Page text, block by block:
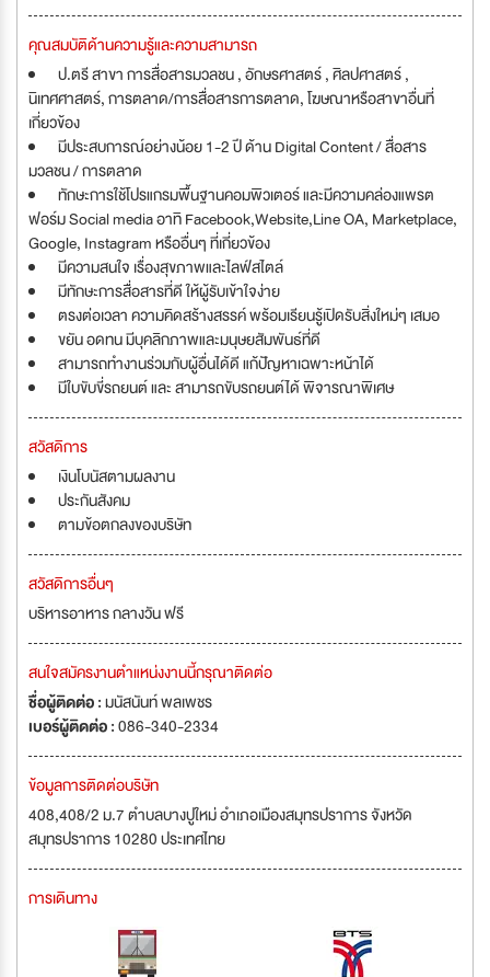
คุณสมบัติด้านความรู้และความสามารถ
ป.ตรี สาขา การสื่อสารมวลชน , อักษรศาสตร์ , ศิลปศาสตร์ ,
นิเทศศาสตร์, การตลาด/การสื่อสารการตลาด, โฆษณาหรือสาขาอื่นที่
เกี่ยวข้อง
มีประสบการณ์อย่างน้อย 1-2 ปี ด้าน Digital Content / สื่อสาร
มวลชน / การตลาด
ทักษะการใช้โปรแกรมพื้นฐานคอมพิวเตอร์ และมีความคล่องแพรต
ฟอร์ม Social media อาทิ Facebook,Website,Line OA, Marketplace,
Google, Instagram หรืออื่นๆ ที่เกี่ยวข้อง
มีความสนใจ เรื่องสุขภาพและไลฟ์สไตล์
มีทักษะการสื่อสารที่ดี ให้ผู้รับเข้าใจง่าย
ตรงต่อเวลา ความคิดสร้างสรรค์ พร้อมเรียนรู้เปิดรับสิ่งใหม่ๆ เสมอ
ขยัน อดทน มีบุคลิกภาพและมนุษยสัมพันธ์ที่ดี
สามารถทำงานร่วมกับผู้อื่นได้ดี แก้ปัญหาเฉพาะหน้าได้
มีใบขับขี่รถยนต์ และ สามารถขับรถยนต์ได้ พิจารณาพิเศษ
สวัสดิการ
เงินโบนัสตามผลงาน
ประกันสังคม
ตามข้อตกลงของบริษัท
สวัสดิการอื่นๆ
บริหารอาหาร กลางวัน ฟรี
สนใจสมัครงานตำแหน่งงานนี้กรุณาติดต่อ
ชื่อผู้ติดต่อ :มนัสนันท์ พลเพชร
เบอร์ผู้ติดต่อ :086-340-2334
ข้อมูลการติดต่อบริษัท
408,408/2 ม.7 ตำบลบางปูใหม่ อำเภอเมืองสมุทรปราการ จังหวัด
สมุทรปราการ 10280 ประเทศไทย
การเดินทาง